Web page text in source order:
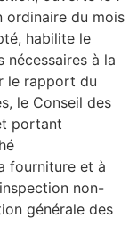
ordinaire du mois
habilite le
nécessaires à la
le rapport du
le Conseil des
portant
fourniture et à
non-
générale des